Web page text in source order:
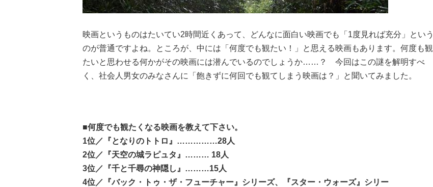
映画というものはたいてい2時間近くあって、どんなに面白い映画でも「1度見れば充分」という
のが普通ですよね。ところが、中には「何度でも観たい！」と思える映画もあります。何度も観
たいと思わせる何かがその映画には潜んでいるのでしょうか……？ 今回はこの謎を解明すべ
く、社会人男女のみなさんに「飽きずに何回でも観てしまう映画は？」と聞いてみました。
■何度でも観たくなる映画を教えて下さい。
1位／『となりのトトロ』……………28人
2位／『天空の城ラピュタ』……… 18人
3位／『千と千尋の神隠し』………15人
4位／『バック・トゥ・ザ・フューチャー』シリーズ、『スター・ウォーズ』シリー